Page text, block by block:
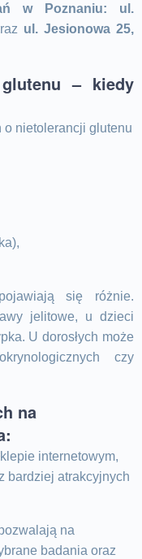
w Poznaniu: ul.
ul. Jesionowa 25,
– kiedy
o nietolerancji glutenu
się różnie.
jelitowe, u dzieci
U dorosłych może
czy
na
internetowym,
bardziej atrakcyjnych
na
badania oraz